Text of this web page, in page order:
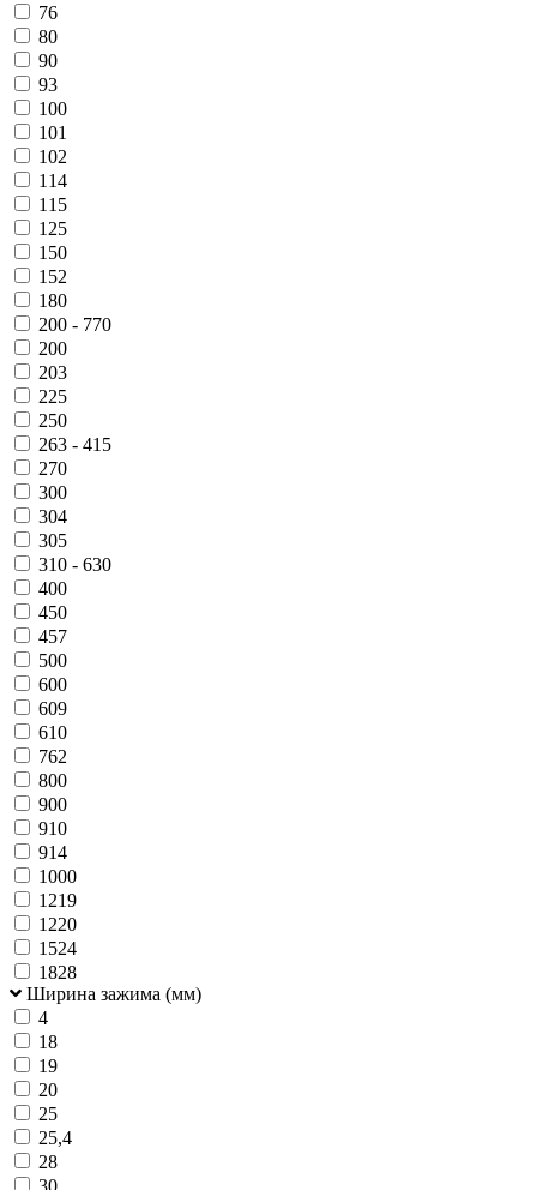
76
80
90
93
100
101
102
114
115
125
150
152
180
200 - 770
200
203
225
250
263 - 415
270
300
304
305
310 - 630
400
450
457
500
600
609
610
762
800
900
910
914
1000
1219
1220
1524
1828
Ширина зажима (мм)
4
18
19
20
25
25,4
28
30